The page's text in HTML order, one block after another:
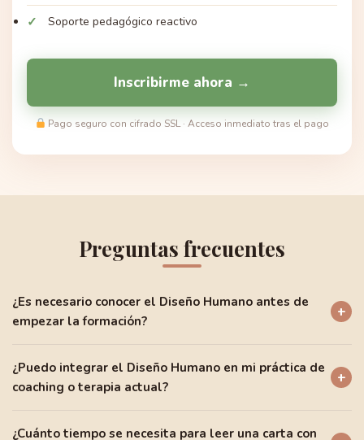
Soporte pedagógico reactivo
Inscribirme ahora →
Pago seguro con cifrado SSL · Acceso inmediato tras el pago
Preguntas frecuentes
¿Es necesario conocer el Diseño Humano antes de
empezar la formación?
+
1, diseñado para cualquier perfil sin conocimiento previo del
sistema. Los contenidos son progresivos: cada módulo construye
primera vez como si ya tienes nociones básicas, el programa te
¿Puedo integrar el Diseño Humano en mi práctica de
coaching o terapia actual?
+
Diseño Humano en distintos contextos profesionales: coaching
¿Cuánto tiempo se necesita para leer una carta con